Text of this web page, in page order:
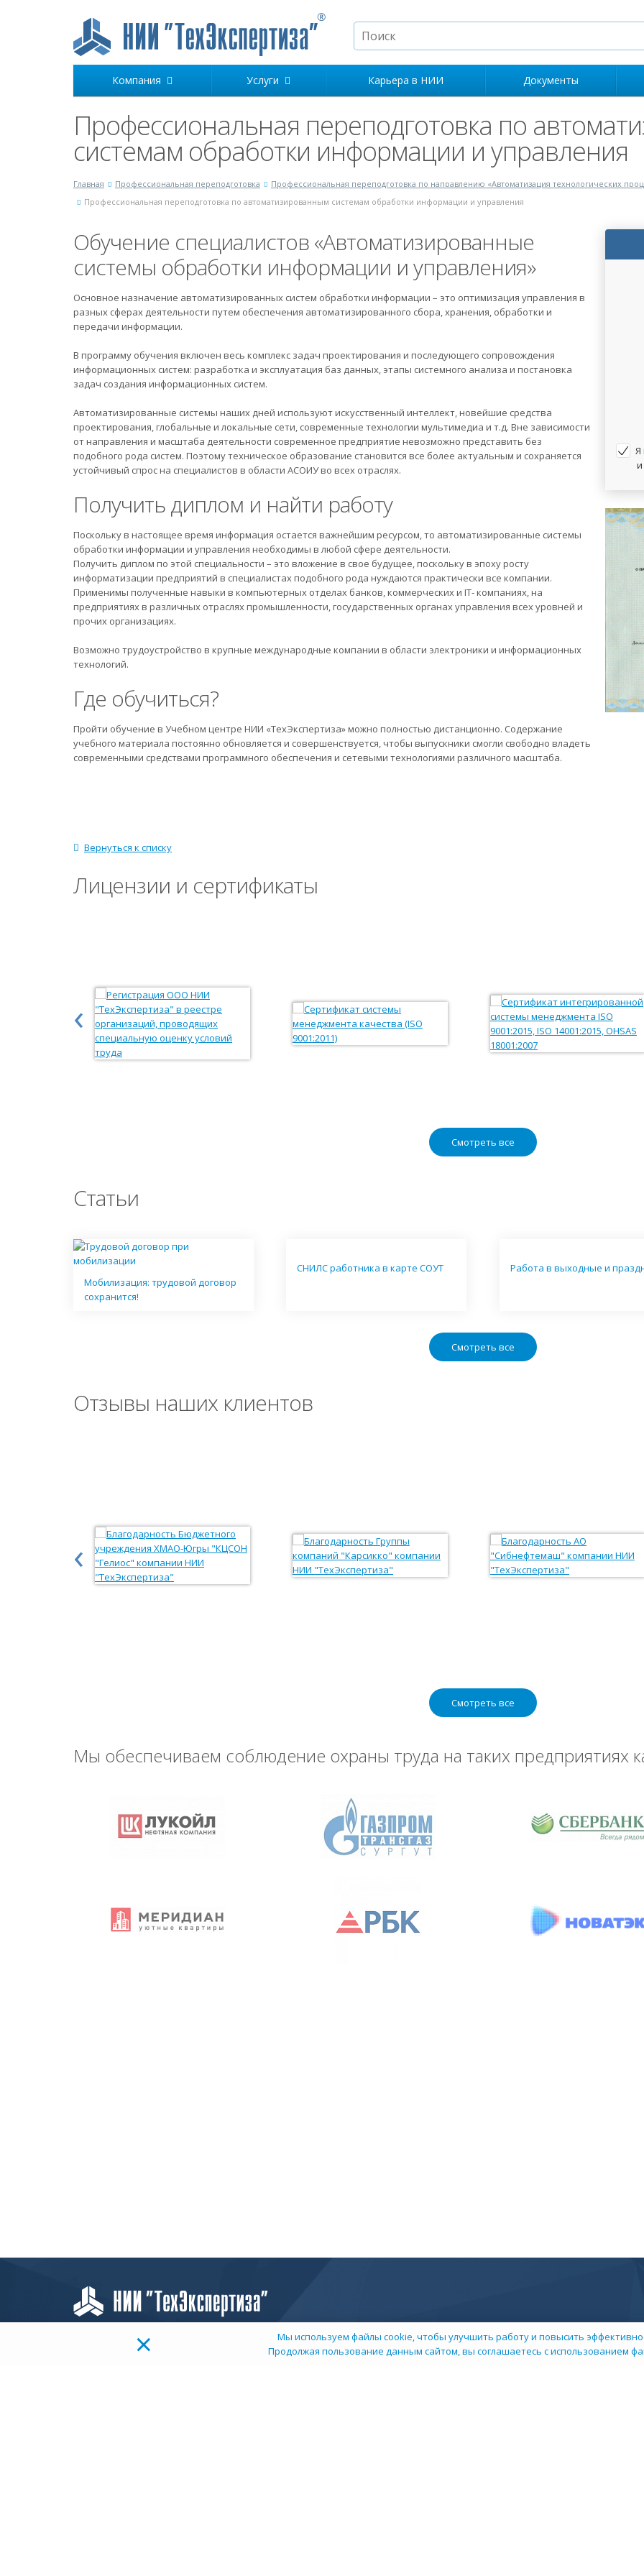
Компания Услуги Карьера в НИИ Документы
Профессиональная переподготовка по
системам обработки информации и управления
Главная Профессиональная переподготовка
Профессиональная переподготовка по направлению «Автоматизация технологических
Профессиональная переподготовка по автоматизированным системам обработки информации и управления
Я
Обучение специалистов «Автоматизированные
системы обработки информации и управления»
Основное назначение автоматизированных систем обработки информации – это оптимизация управления в
разных сферах деятельности путем обеспечения автоматизированного сбора, хранения, обработки и
передачи информации.
В программу обучения включен весь комплекс задач проектирования и последующего сопровождения
информационных систем: разработка и эксплуатация баз данных, этапы системного анализа и постановка
задач создания информационных систем.
Автоматизированные системы наших дней используют искусственный интеллект, новейшие средства
проектирования, глобальные и локальные сети, современные технологии мультимедиа и т.д. Вне зависимости
от направления и масштаба деятельности современное предприятие невозможно представить без
подобного рода систем. Поэтому техническое образование становится все более актуальным и сохраняется
устойчивый спрос на специалистов в области АСОИУ во всех отраслях.
Получить диплом и найти работу
Поскольку в настоящее время информация остается важнейшим ресурсом, то автоматизированные системы
обработки информации и управления необходимы в любой сфере деятельности.
Получить диплом по этой специальности – это вложение в свое будущее, поскольку в эпоху росту
информатизации предприятий в специалистах подобного рода нуждаются практически все компании.
Применимы полученные навыки в компьютерных отделах банков, коммерческих и IT- компаниях, на
предприятиях в различных отраслях промышленности, государственных органах управления всех уровней и
прочих организациях.
Возможно трудоустройство в крупные международные компании в области электроники и информационных
технологий.
Где обучиться?
Пройти обучение в Учебном центре НИИ «ТехЭкспертиза» можно полностью дистанционно. Содержание
учебного материала постоянно обновляется и совершенствуется, чтобы выпускники смогли свободно владеть
современными средствами программного обеспечения и сетевыми технологиями различного масштаба.
Вернуться к списку
Лицензии и сертификаты
‹
Смотреть все
Статьи
Мобилизация: трудовой договор
сохранится!
СНИЛС работника в карте СОУТ Работа в выходные и
Смотреть все
Отзывы наших клиентов
‹
Смотреть все
Мы обеспечиваем соблюдение охраны труда на таких предприятиях
×
Мы используем файлы cookie, чтобы улучшить работу и повысить
Продолжая пользование данным сайтом, вы соглашаетесь с использованием